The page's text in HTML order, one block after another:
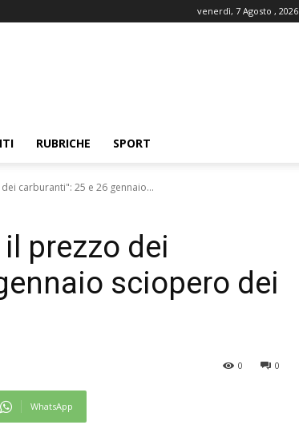
venerdì, 7 Agosto , 2026
RUBRICHE SPORT
carburanti": 25 e 26 gennaio...
prezzo dei
sciopero dei
0
0
WhatsApp